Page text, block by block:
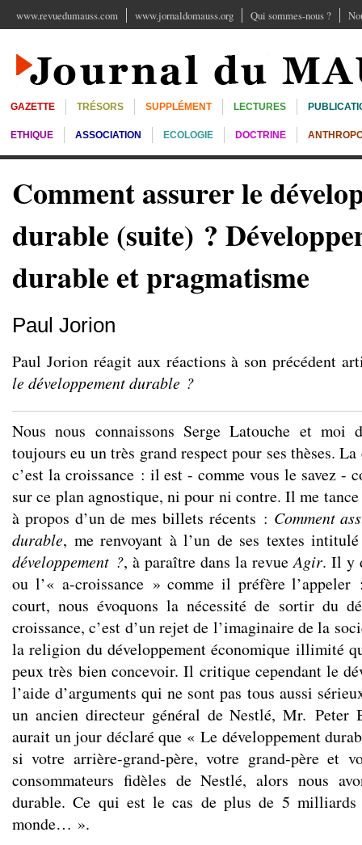
www.revuedumauss.com www.jornaldomauss.org Qui sommes-nous ?
GAZETTE TRÉSORS SUPPLÉMENT LECTURES
ETHIQUE ASSOCIATION ECOLOGIE DOCTRINE
Comment assurer le
durable (suite) ?
durable et pragmatisme
Paul Jorion
Paul Jorion réagit aux réactions à son précédent
le développement durable ?
Nous nous connaissons Serge Latouche et moi
toujours eu un très grand respect pour ses thèses.
c’est la croissance : il est - comme vous le savez -
sur ce plan agnostique, ni pour ni contre. Il me
à propos d’un de mes billets récents : Comment
durable, me renvoyant à l’un de ses textes
développement ?, à paraître dans la revueAgir. Il y
ou l’« a-croissance » comme il préfère
court, nous évoquons la nécessité de sortir du
croissance, c’est d’un rejet de l’imaginaire de la
la religion du développement économique illimité
peux très bien concevoir. Il critique cependant le
l’aide d’arguments qui ne sont pas tous aussi
un ancien directeur général de Nestlé, Mr. Peter
aurait un jour déclaré que « Le développement
si votre arrière-grand-père, votre grand-père et
consommateurs fidèles de Nestlé, alors nous
durable. Ce qui est le cas de plus de 5 milliards
monde… ».